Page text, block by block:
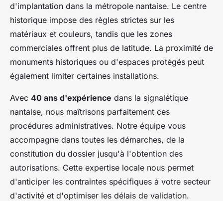
d'implantation dans la métropole nantaise. Le centre
historique impose des règles strictes sur les
matériaux et couleurs, tandis que les zones
commerciales offrent plus de latitude. La proximité de
monuments historiques ou d'espaces protégés peut
également limiter certaines installations.
Avec 40 ans d'expérience dans la signalétique
nantaise, nous maîtrisons parfaitement ces
procédures administratives. Notre équipe vous
accompagne dans toutes les démarches, de la
constitution du dossier jusqu'à l'obtention des
autorisations. Cette expertise locale nous permet
d'anticiper les contraintes spécifiques à votre secteur
d'activité et d'optimiser les délais de validation.